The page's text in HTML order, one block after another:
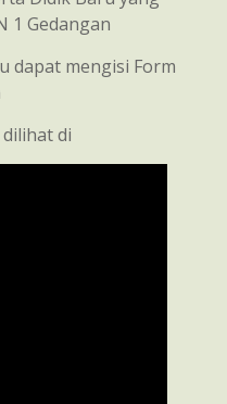
1 Gedangan
dapat mengisi Form
di